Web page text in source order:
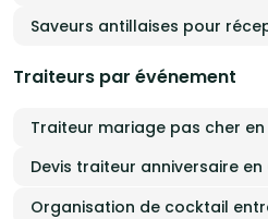
Saveurs antillaises pour
Traiteurs par événement
Traiteur mariage pas cher
Devis traiteur anniversaire en
Organisation de cocktail